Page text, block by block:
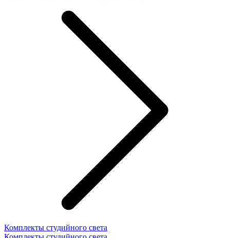
Комплекты студийного света